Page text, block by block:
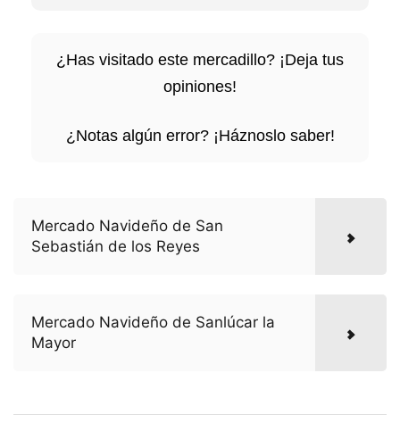
¿Has visitado este mercadillo? ¡Deja tus
opiniones!
¿Notas algún error? ¡Háznoslo saber!
Mercado Navideño de San
Sebastián de los Reyes
Mercado Navideño de Sanlúcar la
Mayor